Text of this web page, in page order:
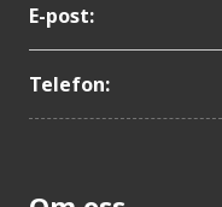
E-post:
Telefon: